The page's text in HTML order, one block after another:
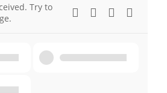
Try to